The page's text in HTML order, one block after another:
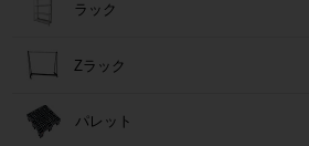
ラック
Zラック
パレット